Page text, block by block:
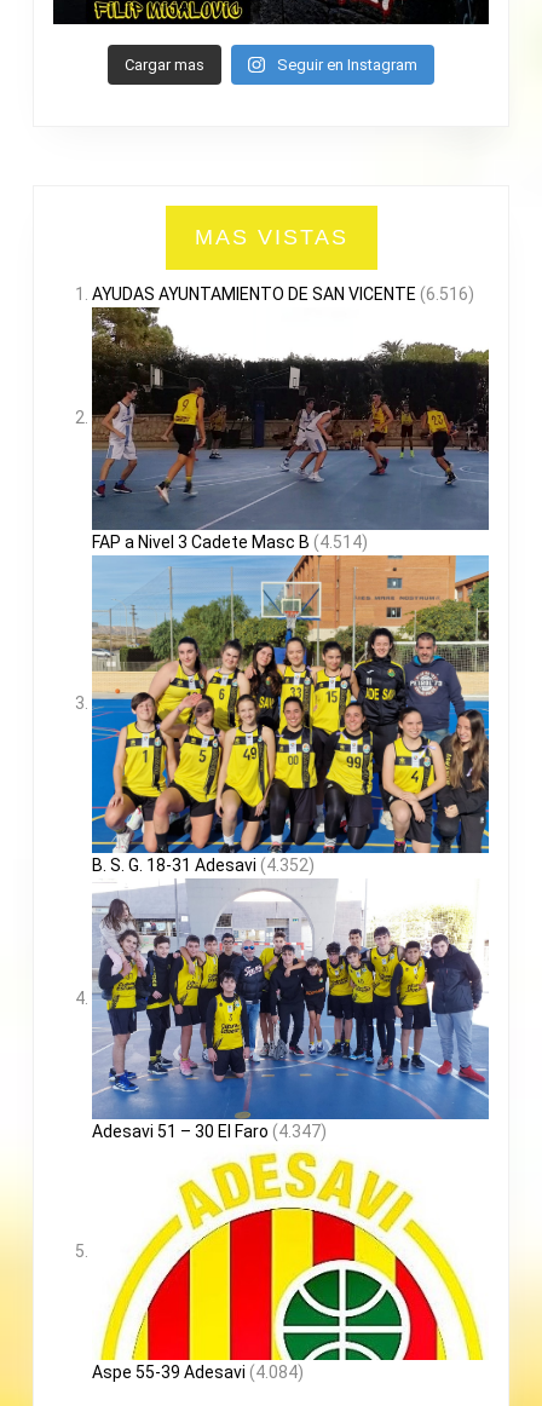
Cargar mas Seguir en Instagram
MAS VISTAS
AYUDAS AYUNTAMIENTO DE SAN VICENTE (6.516)
FAP a Nivel 3 Cadete Masc B (4.514)
B. S. G. 18-31 Adesavi (4.352)
Adesavi 51 – 30 El Faro (4.347)
Aspe 55-39 Adesavi (4.084)